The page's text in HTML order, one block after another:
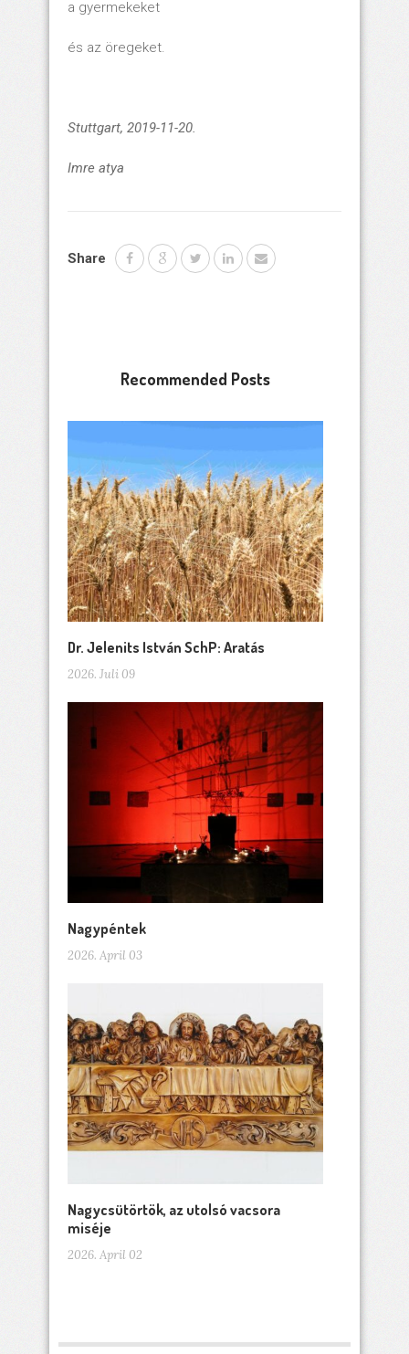
a gyermekeket
és az öregeket.
Stuttgart, 2019-11-20.
Imre atya
Share
Recommended Posts
Dr. Jelenits István SchP: Aratás
2026. Juli 09
Nagypéntek
2026. April 03
Nagycsütörtök, az utolsó vacsora
miséje
2026. April 02